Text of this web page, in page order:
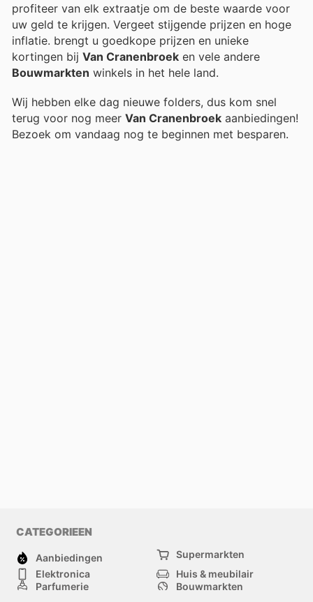
profiteer van elk extraatje om de beste waarde voor
uw geld te krijgen. Vergeet stijgende prijzen en hoge
inflatie. brengt u goedkope prijzen en unieke
kortingen bij Van Cranenbroek en vele andere
Bouwmarkten winkels in het hele land.
Wij hebben elke dag nieuwe folders, dus kom snel
terug voor nog meer Van Cranenbroek aanbiedingen!
Bezoek om vandaag nog te beginnen met besparen.
CATEGORIEEN
Aanbiedingen
Supermarkten
Elektronica
Huis & meubilair
Parfumerie
Bouwmarkten